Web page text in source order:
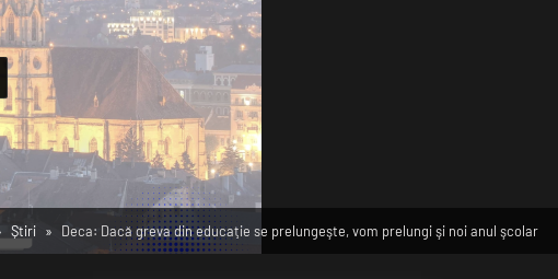
Știri Deca: Dacă greva din educaţie se prelungeşte, vom prelungi şi noi anul şcolar